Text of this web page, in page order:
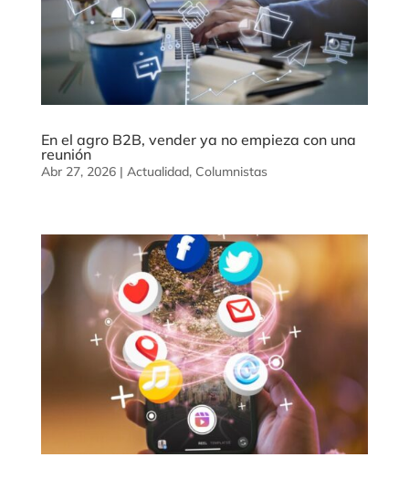
En el agro B2B, vender ya no empieza con una
reunión
Abr 27, 2026| Actualidad, Columnistas